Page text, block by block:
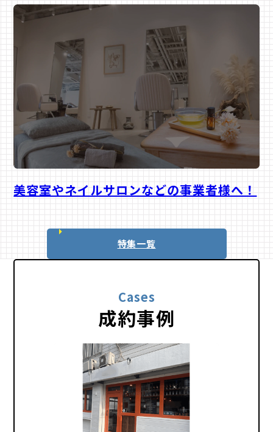
美容サロン
美容室やネイルサロンなどの事業者様へ！
特集一覧
Cases
成約事例